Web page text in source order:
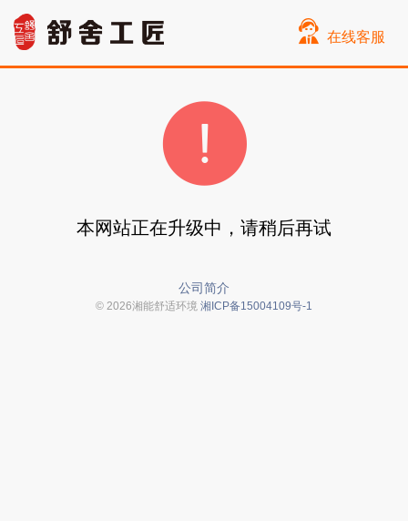
在线客服
本网站正在升级中，请稍后再试
公司简介
© 2026湘能舒适环境 湘ICP备15004109号-1